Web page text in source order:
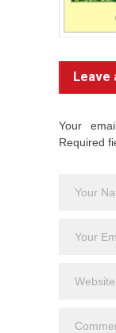
Leave
Your
Required